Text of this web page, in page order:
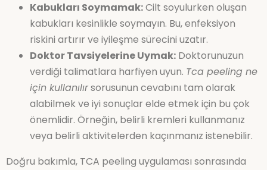
Kabukları Soymamak:Cilt soyulurken oluşan
kabukları kesinlikle soymayın. Bu, enfeksiyon
riskini artırır ve iyileşme sürecini uzatır.
Doktor Tavsiyelerine Uymak: Doktorunuzun
verdiği talimatlara harfiyen uyun. Tca peeling ne
için kullanılırsorusunun cevabını tam olarak
alabilmek ve iyi sonuçlar elde etmek için bu çok
önemlidir. Örneğin, belirli kremleri kullanmanız
veya belirli aktivitelerden kaçınmanız istenebilir.
Doğru bakımla, TCA peeling uygulaması sonrasında